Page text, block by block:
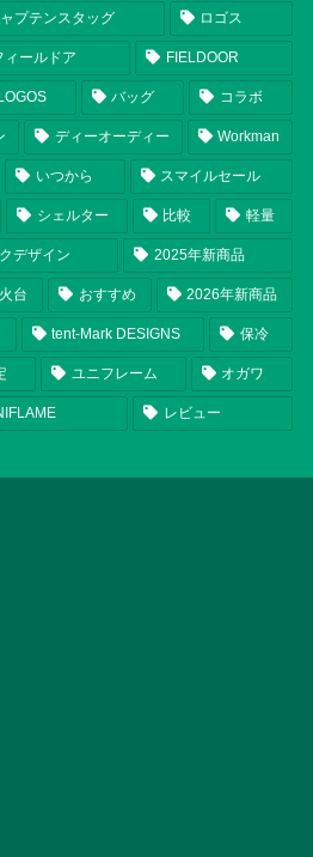
プテンスタッグ ロゴス
ィールドア FIELDOOR
バッグ コラボ
ディーオーディー Workman
いつから スマイルセール
シェルター 比較 軽量
デザイン 2025年新商品
台 おすすめ 2026年新商品
tent-Mark DESIGNS 保冷
ユニフレーム オガワ
レビュー